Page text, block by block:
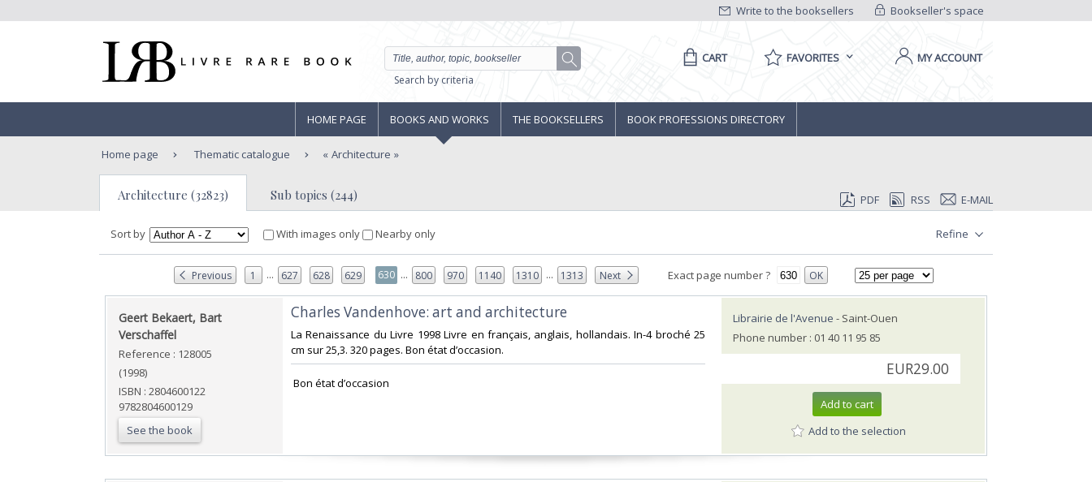
Bookseller's space
Write to the booksellers
Search by criteria
CART FAVORITES MY ACCOUNT
HOME PAGE BOOKS AND WORKS THE BOOKSELLERS BOOK PROFESSIONS DIRECTORY
Home page Thematic catalogue Architecture
Architecture (32823) Sub topics (244) PDF RSS E-MAIL
Sort by With images only Nearby only Refine
Previous 1 ... 627 628 629 630 ... 800 970 1140 1310 ... 1313 Next Exact page number ? OK
‎Geert Bekaert, Bart
Verschaffel‎
Reference : 128005
(1998)
ISBN : 2804600122
9782804600129
See the book
‎Charles Vandenhove: art and architecture‎
‎La Renaissance du Livre 1998 Livre en français, anglais, hollandais. In-4 broché 25
cm sur 25,3. 320 pages. Bon état d’occasion.‎
‎ Bon état d’occasion ‎
Librairie de l'Avenue - Saint-Ouen
Phone number : 01 40 11 95 85
EUR29.00
Add to cart
Add to the selection